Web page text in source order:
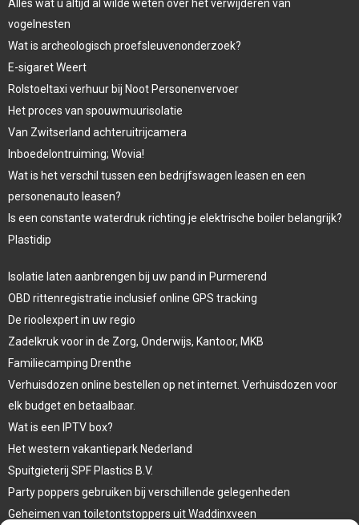
Alles wat u altijd al wilde weten over het verwijderen van
vogelnesten
Wat is archeologisch proefsleuvenonderzoek?
E-sigaret Weert
Rolstoeltaxi verhuur bij Noot Personenvervoer
Het proces van spouwmuurisolatie
Van Zwitserland achteruitrijcamera
Inboedelontruiming; Wovia!
Wat is het verschil tussen een bedrijfswagen leasen en een
personenauto leasen?
Is een constante waterdruk richting je elektrische boiler belangrijk?
Plastidip
Isolatie laten aanbrengen bij uw pand in Purmerend
OBD rittenregistratie inclusief online GPS tracking
De rioolexpert in uw regio
Zadelkruk voor in de Zorg, Onderwijs, Kantoor, MKB
Familiecamping Drenthe
Verhuisdozen online bestellen op net internet. Verhuisdozen voor
elk budget en betaalbaar.
Wat is een IPTV box?
Het western vakantiepark Nederland
Spuitgieterij SPF Plastics B.V.
Party poppers gebruiken bij verschillende gelegenheden
Geheimen van toiletontstoppers uit Waddinxveen